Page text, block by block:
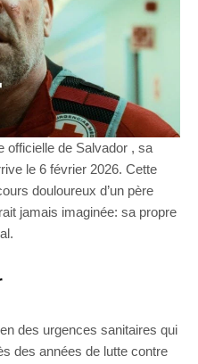
officielle de Salvador , sa
le 6 février 2026. Cette
douloureux d’un père
jamais imaginée: sa propre
des urgences sanitaires qui
des années de lutte contre